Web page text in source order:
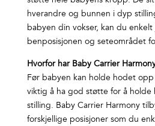
hverandre og bunnen i dyp
babyen din vokser, kan du
benposisjonen og seteområdet
Hvorfor har Baby Carrier
Før babyen kan holde hodet
viktig å ha god støtte for å
stilling. Baby Carrier Harmony
forskjellige posisjoner som du